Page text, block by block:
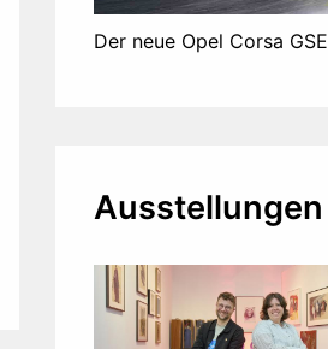
Der neue Opel Corsa GSE
Ausstellungen